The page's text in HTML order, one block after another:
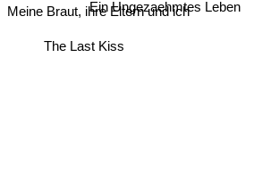
Meine Braut, ihre Eltern und ich